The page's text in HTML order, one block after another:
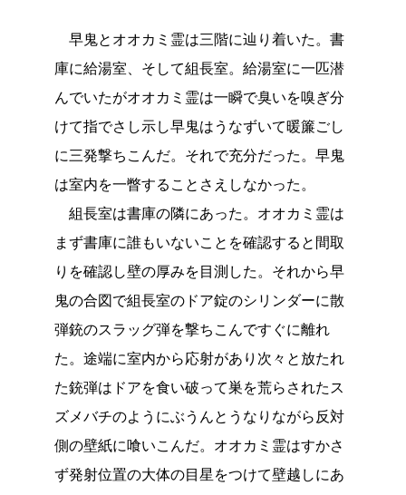
早鬼とオオカミ霊は三階に辿り着いた。書
庫に給湯室、そして組長室。給湯室に一匹潜
んでいたがオオカミ霊は一瞬で臭いを嗅ぎ分
けて指でさし示し早鬼はうなずいて暖簾ごし
に三発撃ちこんだ。それで充分だった。早鬼
は室内を一瞥することさえしなかった。
組長室は書庫の隣にあった。オオカミ霊は
まず書庫に誰もいないことを確認すると間取
りを確認し壁の厚みを目測した。それから早
鬼の合図で組長室のドア錠のシリンダーに散
弾銃のスラッグ弾を撃ちこんですぐに離れ
た。途端に室内から応射があり次々と放たれ
た銃弾はドアを食い破って巣を荒らされたス
ズメバチのようにぶうんとうなりながら反対
側の壁紙に喰いこんだ。オオカミ霊はすかさ
ず発射位置の大体の目星をつけて壁越しにあ